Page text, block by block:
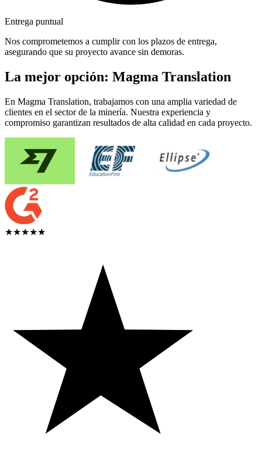
Entrega puntual
Nos comprometemos a cumplir con los plazos de entrega,
asegurando que su proyecto avance sin demoras.
La mejor opción: Magma Translation
En Magma Translation, trabajamos con una amplia variedad de
clientes en el sector de la minería. Nuestra experiencia y
compromiso garantizan resultados de alta calidad en cada proyecto.
★★★★★